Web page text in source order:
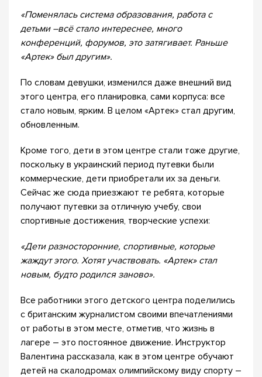
«Поменялась система образования, работа с
детьми –всё стало интереснее, много
конференций, форумов, это затягивает. Раньше
«Артек» был другим».
По словам девушки, изменился даже внешний вид
этого центра, его планировка, сами корпуса: все
стало новым, ярким. В целом «Артек» стал другим,
обновленным.
Кроме того, дети в этом центре стали тоже другие,
поскольку в украинский период путевки были
коммерческие, дети приобретали их за деньги.
Сейчас же сюда приезжают те ребята, которые
получают путевки за отличную учебу, свои
спортивные достижения, творческие успехи:
«Дети разносторонние, спортивные, которые
жаждут этого. Хотят участвовать. «Артек» стал
новым, будто родился заново».
Все работники этого детского центра поделились
с британским журналистом своими впечатлениями
от работы в этом месте, отметив, что жизнь в
лагере – это постоянное движение. Инструктор
Валентина рассказала, как в этом центре обучают
детей на скалодромах олимпийскому виду спорту –